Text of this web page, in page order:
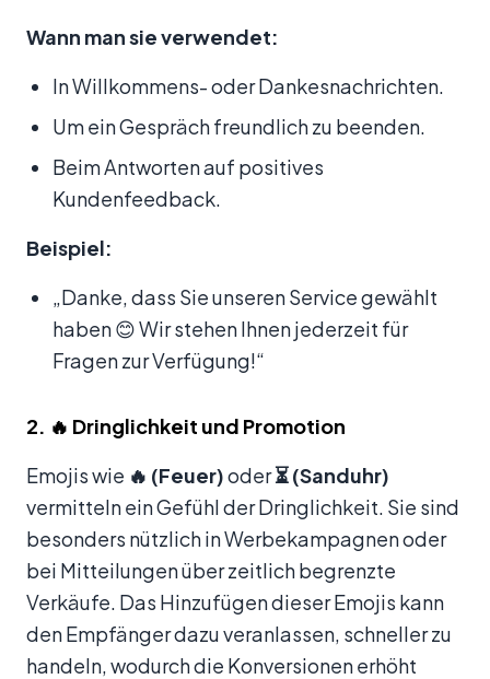
Wann man sie verwendet:
In Willkommens- oder Dankesnachrichten.
Um ein Gespräch freundlich zu beenden.
Beim Antworten auf positives
Kundenfeedback.
Beispiel:
„Danke, dass Sie unseren Service gewählt
haben 😊 Wir stehen Ihnen jederzeit für
Fragen zur Verfügung!“
2. 🔥 Dringlichkeit und Promotion
Emojis wie 🔥 (Feuer)oder⏳ (Sanduhr)
vermitteln ein Gefühl der Dringlichkeit. Sie sind
besonders nützlich in Werbekampagnen oder
bei Mitteilungen über zeitlich begrenzte
Verkäufe. Das Hinzufügen dieser Emojis kann
den Empfänger dazu veranlassen, schneller zu
handeln, wodurch die Konversionen erhöht